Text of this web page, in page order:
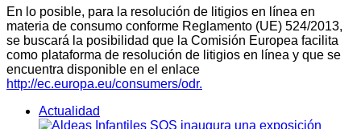
En lo posible, para la resolución de litigios en línea en
materia de consumo conforme Reglamento (UE) 524/2013,
se buscará la posibilidad que la Comisión Europea facilita
como plataforma de resolución de litigios en línea y que se
encuentra disponible en el enlace
http://ec.europa.eu/consumers/odr.
Actualidad